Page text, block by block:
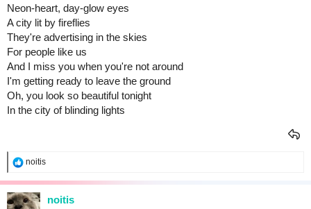
Neon-heart, day-glow eyes
A city lit by fireflies
They're advertising in the skies
For people like us
And I miss you when you're not around
I'm getting ready to leave the ground
Oh, you look so beautiful tonight
In the city of blinding lights
R
a
k
t
noitis
noitis